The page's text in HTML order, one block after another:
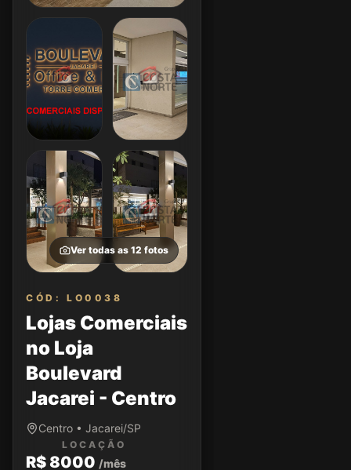
Ver todas as 12 fotos
CÓD: LO0038
Lojas Comerciais
no Loja
Boulevard
Jacarei - Centro
Centro • Jacarei/SP
LOCAÇÃO
R$ 8000 /mês